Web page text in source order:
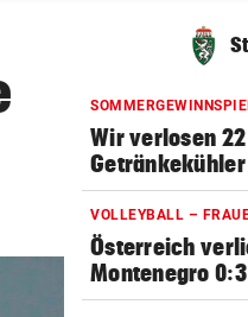
Wir verlosen 22
VOLLEYBALL –
Österreich
Montenegro